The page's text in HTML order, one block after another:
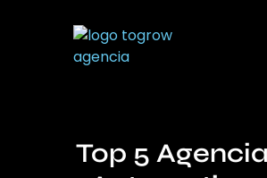
Top 5